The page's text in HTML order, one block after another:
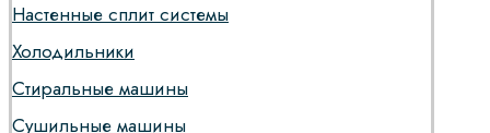
Настенные сплит системы
Холодильники
Стиральные машины
Сушильные машины